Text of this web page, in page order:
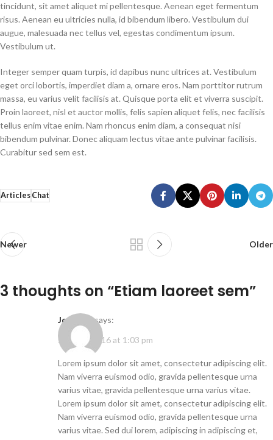
tincidunt, sit amet aliquet mi pellentesque. Aenean eget fermentum
risus. Aenean eu ultricies nulla, id bibendum libero. Vestibulum dui
augue, malesuada nec tellus vel, egestas condimentum ipsum.
Vestibulum ut.
Integer semper quam turpis, id dapibus nunc ultrices at. Vestibulum
eget orci lobortis, imperdiet diam a, ornare eros. Nam porttitor rutrum
massa, eu varius velit facilisis at. Quisque porta elit et viverra suscipit.
Proin laoreet, nisl et auctor mollis, felis sapien aliquet felis, nec facilisis
tellus enim vitae enim. Nam rhoncus enim diam, a consequat nisi
bibendum pulvinar. Donec aliquam lectus vitae ante pulvinar facilisis.
Curabitur sed sem est.
ArticlesChat
Newer Older
3 thoughts on “Etiam laoreet sem”
Joe Doe
says:
June 28, 2016 at 1:03 pm
Lorem ipsum dolor sit amet, consectetur adipiscing elit.
Nam viverra euismod odio, gravida pellentesque urna
varius vitae, gravida pellentesque urna varius vitae.
Lorem ipsum dolor sit amet, consectetur adipiscing elit.
Nam viverra euismod odio, gravida pellentesque urna
varius vitae. Sed dui lorem, adipiscing in adipiscing et,